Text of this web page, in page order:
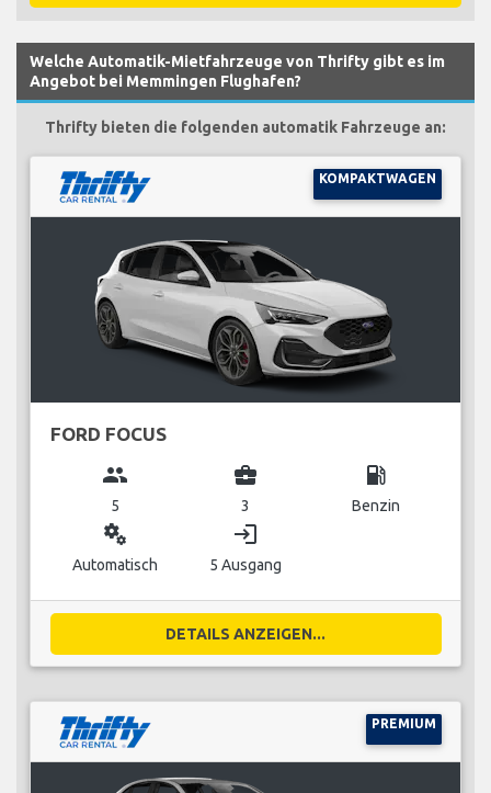
Welche Automatik-Mietfahrzeuge von Thrifty gibt es im
Angebot bei Memmingen Flughafen?
Thrifty bieten die folgenden automatik Fahrzeuge an:
KOMPAKTWAGEN
FORD FOCUS
group
5
business_center
3
local_gas_station
Benzin
miscellaneous_services
Automatisch
login
5 Ausgang
DETAILS ANZEIGEN...
PREMIUM